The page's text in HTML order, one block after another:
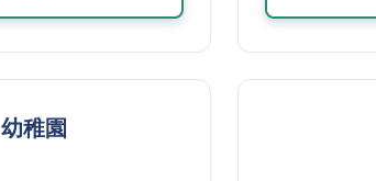
稚園